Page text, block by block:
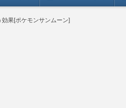
果[ポケモンサンムーン]